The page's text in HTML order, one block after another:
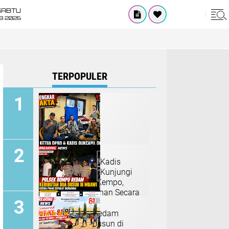
2026
TERPOPULER
Ketua DPRD dan Kadis
Dukcapil Dompu Kunjungi
ODGJ di Polsek Kempo,
Dorong Penanganan Secara
Humanis
Polsek Dompu Redam
Keributan Dua Dusun di